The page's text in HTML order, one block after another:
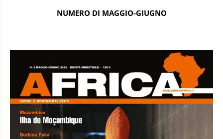
NUMERO DI MAGGIO-GIUGNO